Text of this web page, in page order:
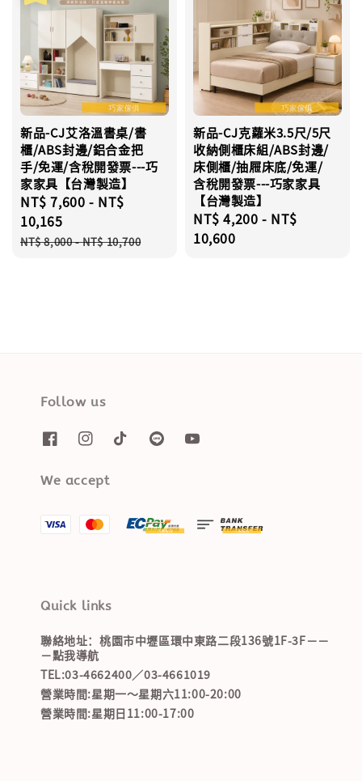
新品-CJ艾洛溫書桌/書
櫃/ABS封邊/鋁合金把
手/免運/含稅開發票---巧
家家具【台灣製造】
Sale
price
NT$ 7,600 - NT$
10,165
Regular
NT$ 8,000-NT$ 10,700
新品-CJ克蘿米3.5尺/5尺
收納側櫃床組/ABS封邊/
床側櫃/抽屜床底/免運/
含稅開發票---巧家家具
【台灣製造】
Regular
price
NT$ 4,200 - NT$
10,600
Follow us
We accept
Quick links
聯絡地址：桃園市中壢區環中東路二段136號1F-3F－－
－點我導航
TEL:03-4662400／03-4661019
營業時間:星期一～星期六11:00-20:00
營業時間:星期日11:00-17:00